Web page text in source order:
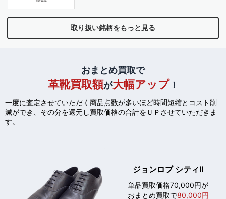
取り扱い銘柄をもっと見る
おまとめ買取で
革靴買取額が大幅アップ！
一度に査定させていただく商品点数が多いほど時間短縮とコスト削
減ができ、 その分を還元し買取価格の合計をＵＰさせていただきま
す。
ジョンロブ シティⅡ
単品買取価格70,000円が
おまとめ買取で80,000円